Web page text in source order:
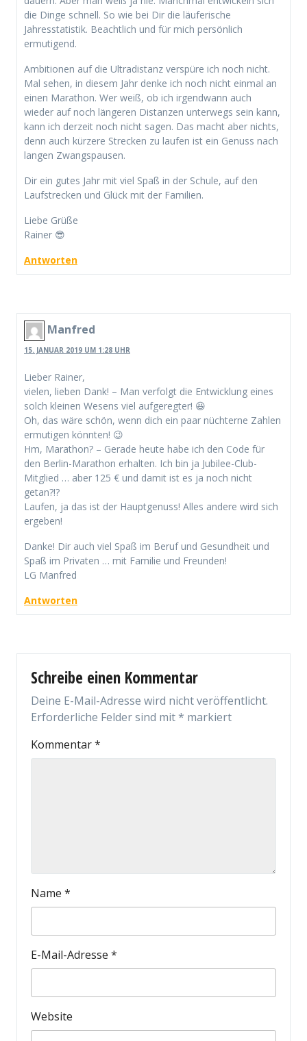
die Dinge schnell. So wie bei Dir die läuferische
Jahresstatistik. Beachtlich und für mich persönlich
ermutigend.
Ambitionen auf die Ultradistanz verspüre ich noch nicht.
Mal sehen, in diesem Jahr denke ich noch nicht einmal an
einen Marathon. Wer weiß, ob ich irgendwann auch
wieder auf noch längeren Distanzen unterwegs sein kann,
kann ich derzeit noch nicht sagen. Das macht aber nichts,
denn auch kürzere Strecken zu laufen ist ein Genuss nach
langen Zwangspausen.
Dir ein gutes Jahr mit viel Spaß in der Schule, auf den
Laufstrecken und Glück mit der Familien.
Liebe Grüße
Rainer 😎
Antworten
Manfred
15. JANUAR 2019 UM 1:28 UHR
Lieber Rainer,
vielen, lieben Dank! – Man verfolgt die Entwicklung eines
solch kleinen Wesens viel aufgeregter! 😆
Oh, das wäre schön, wenn dich ein paar nüchterne Zahlen
ermutigen könnten! 😉
Hm, Marathon? – Gerade heute habe ich den Code für
den Berlin-Marathon erhalten. Ich bin ja Jubilee-Club-
Mitglied … aber 125 € und damit ist es ja noch nicht
getan?!?
Laufen, ja das ist der Hauptgenuss! Alles andere wird sich
ergeben!
Danke! Dir auch viel Spaß im Beruf und Gesundheit und
Spaß im Privaten … mit Familie und Freunden!
LG Manfred
Antworten
Schreibe einen Kommentar
Deine E-Mail-Adresse wird nicht veröffentlicht.
Erforderliche Felder sind mit* markiert
Kommentar*
Name *
E-Mail-Adresse *
Website